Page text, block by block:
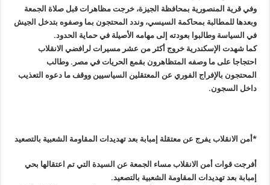
وفي قرية المنصورية بمحافظة الجيزة، خرجت مظاهرات قبل صلاة الجمعة
وبعدها للمطالبة بمحاكمة السيسي، وندد المحتجون بما وصفوه بتدخل الجيش
في السياسة وطالبوا بعودته إلى مهامه الأصيلة في حماية الحدود.
كما شهدت الإسكندرية خروج أكثر من عشر مسيرات لرافضي الانقلاب
احتجاجا على ما وصفه المتظاهرون بقمع الحريات في مصر. وطالب
المحتجون بالإفراج الفوري عن المعتقلين السياسيين ووقف ما دعوه التعذيب
داخل السجون.
*أمن الانقلاب يفرج عن معتقلة إمبابة بعد تهديدات المقاومة الشعبية بالتصعيد
أفرجت قوات أمن الانقلاب مساء الجمعة عن السيدة التي تم اعتقالها بحي
إمبابة بعد تهديدات المقاومة الشعبية بالتصعيد.